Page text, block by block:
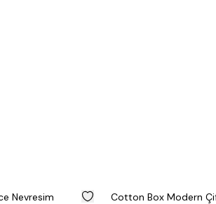
50
Nevresim
Cotton Box Flanel